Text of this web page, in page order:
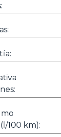
100 km):